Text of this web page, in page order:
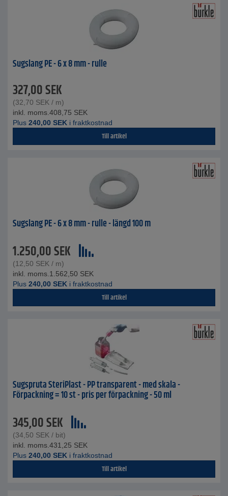
Sugslang PE - 6 x 8 mm - rulle
327,00SEK
(32,70 SEK / m)
inkl. moms. 408,75 SEK
Plus 240,00 SEK i fraktkostnad
Till artikel
Sugslang PE - 6 x 8 mm - rulle - längd 100 m
1.250,00SEK
(12,50 SEK / m)
inkl. moms. 1.562,50 SEK
Plus 240,00 SEK i fraktkostnad
Till artikel
Sugspruta SteriPlast - PP transparent - med skala -
Förpackning = 10 st - pris per förpackning - 50 ml
345,00SEK
(34,50 SEK / bit)
inkl. moms. 431,25 SEK
Plus 240,00 SEK i fraktkostnad
Till artikel